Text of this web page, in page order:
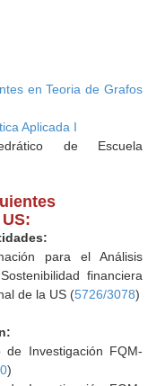
en Teoria de Grafos
Aplicada I
de Escuela
para el Análisis
financiera
de la US (5726/3078)
de Investigación FQM-
)